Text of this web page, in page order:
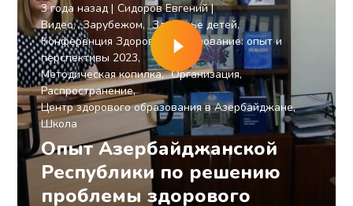
3 года назад
Сидоров Евгений
Видео
Зарубежом
Здоровье детей
Конференция Здоровое Образование: опыт и
перспективы 2023
Методическая копилка
Организация
Распространение
Центр здорового образования в Азербайджане
Школа
Опыт Азербайджанской
Республики по решению
проблемы здорового